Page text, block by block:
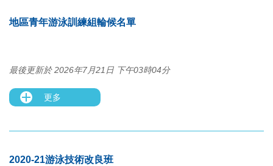
地區青年游泳訓練組輪候名單
最後更新於 2026年7月21日 下午03時04分
更多
2020-21游泳技術改良班